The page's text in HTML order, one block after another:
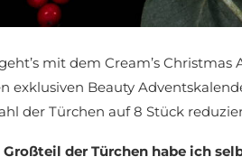
mit dem Cream’s
exklusiven Beauty
der Türchen auf 8 Stück
Großteil der Türchen habe ich